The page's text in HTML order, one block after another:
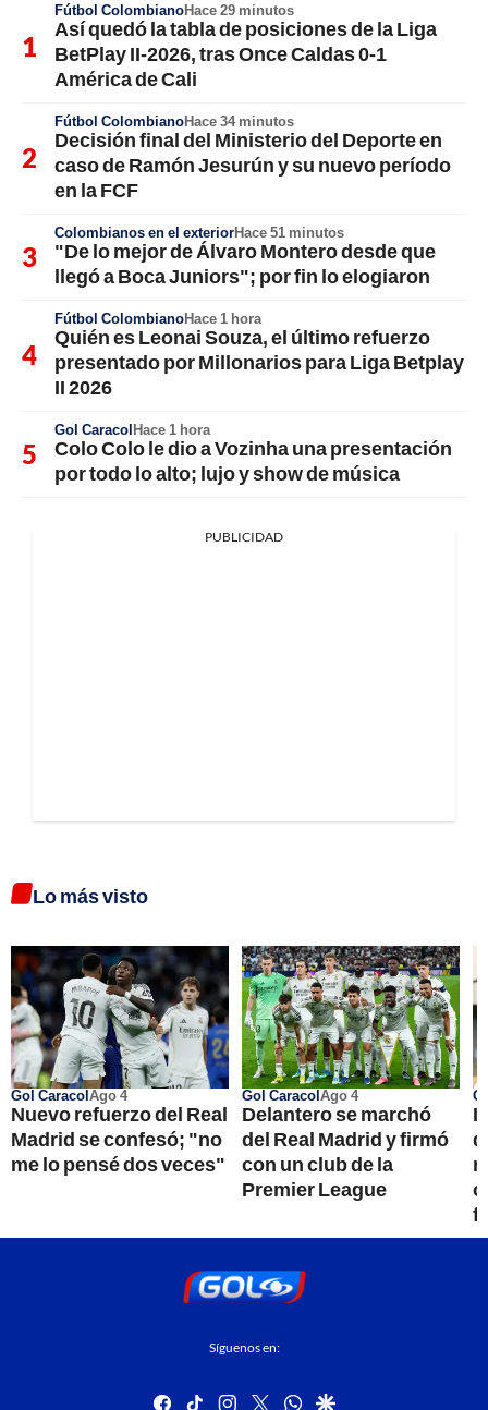
Fútbol ColombianoHace 29 minutos
Así quedó la tabla de posiciones de la Liga
BetPlay II-2026, tras Once Caldas 0-1
América de Cali
Fútbol ColombianoHace 34 minutos
Decisión final del Ministerio del Deporte en
caso de Ramón Jesurún y su nuevo período
en la FCF
Colombianos en el exteriorHace 51 minutos
"De lo mejor de Álvaro Montero desde que
llegó a Boca Juniors"; por fin lo elogiaron
Fútbol ColombianoHace 1 hora
Quién es Leonai Souza, el último refuerzo
presentado por Millonarios para Liga Betplay
II 2026
Gol CaracolHace 1 hora
Colo Colo le dio a Vozinha una presentación
por todo lo alto; lujo y show de música
PUBLICIDAD
Lo más visto
Gol CaracolAgo 4
Nuevo refuerzo del Real
Madrid se confesó; "no
me lo pensé dos veces"
Gol CaracolAgo 4
Delantero se marchó
del Real Madrid y firmó
con un club de la
Premier League
Síguenos en:
facebook
tiktok instagram
twitterwhatsapp
google